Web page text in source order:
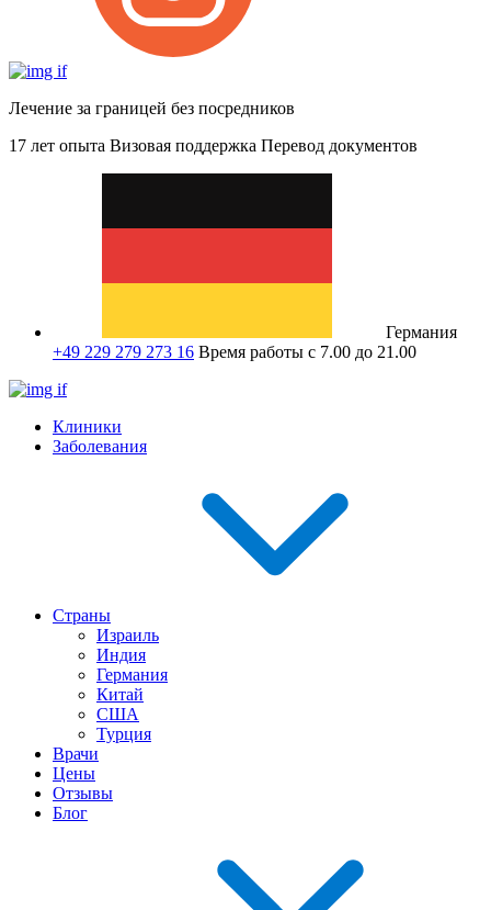
Лечение за границей без посредников
17 лет опыта Визовая поддержка Перевод документов
Германия
+49 229 279 273 16 Время работы с 7.00 до 21.00
Клиники
Заболевания
Страны
Израиль
Индия
Германия
Китай
США
Турция
Врачи
Цены
Отзывы
Блог